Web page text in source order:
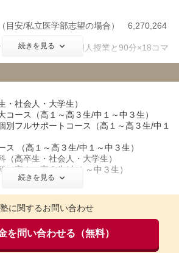
目安/私立医学部志望の場合） 6,270,264
分×5コマの1対1個人授業と90分×18コマ
総授業時間は897時間(個人授業195時間＋
らに加えて1,196時間の授業外学習（達成
・個別課題自習）が課されます。
前講習の学費は含まれません。
込）
・学習管理費 550,000円（税込）
・ 年間設備費教材費・ 通信費など）
の学費はお問合せください。
続きを見る
・社会人・大学生）
ース（高１～高３生/中１～中３生）
フルサポートコース（高１～高３生/中１
（高１～高３生/中１～中３生）
高卒生・社会人・大学生）
高１～高３生/中１～中３生）
日プレ春期授業
業を開始できます）
春期授業開始
I 期授業開始
続きを見る
塾に関するお問い合わせ
を問い合わせる（無料）